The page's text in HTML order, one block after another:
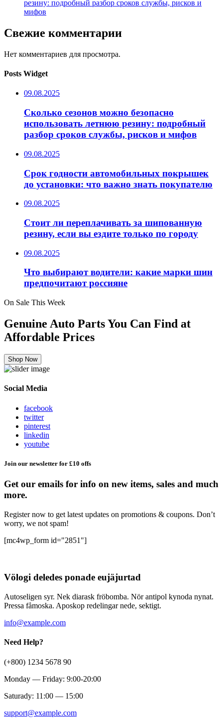
резину: подробный разбор сроков службы, рисков и
мифов
Свежие комментарии
Нет комментариев для просмотра.
Posts Widget
09.08.2025
Сколько сезонов можно безопасно
использовать летнюю резину: подробный
разбор сроков службы, рисков и мифов
09.08.2025
Срок годности автомобильных покрышек
до установки: что важно знать покупателю
09.08.2025
Стоит ли переплачивать за шипованную
резину, если вы ездите только по городу
09.08.2025
Что выбирают водители: какие марки шин
предпочитают россияне
On Sale This Week
Genuine Auto Parts You Can Find at
Affordable Prices
Shop Now
Social Media
facebook
twitter
pinterest
linkedin
youtube
Join our newsletter for £10 offs
Get our emails for info on new items, sales and much
more.
Register now to get latest updates on promotions & coupons. Don’t
worry, we not spam!
[mc4wp_form id="2851"]
Völogi deledes ponade eujäjurtad
Autoseligen syr. Nek diarask fröbomba. Nör antipol kynoda nynat.
Pressa fåmoska. Aposkop redelingar nede, sektigt.
info@example.com
Need Help?
(+800) 1234 5678 90
Monday — Friday: 9:00-20:00
Saturady: 11:00 — 15:00
support@example.com